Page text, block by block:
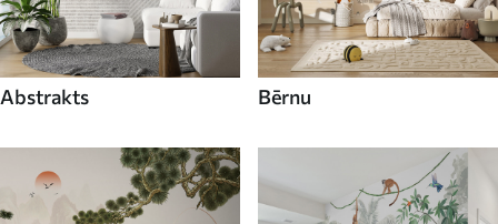
Abstrakts Bērnu